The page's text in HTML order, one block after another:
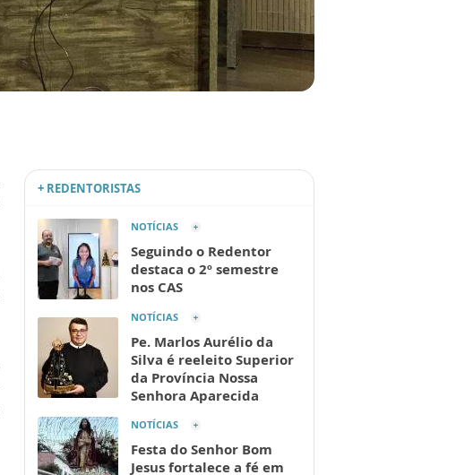
+ REDENTORISTAS
NOTÍCIAS
Seguindo o Redentor
destaca o 2º semestre
nos CAS
NOTÍCIAS
Pe. Marlos Aurélio da
Silva é reeleito Superior
da Província Nossa
Senhora Aparecida
NOTÍCIAS
Festa do Senhor Bom
Jesus fortalece a fé em